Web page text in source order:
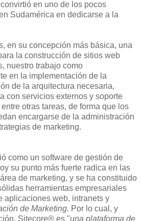
en uno de los pocos
Sudamérica en dedicarse a la
en su concepción más básica, una
la construcción de sitios web
nuestro trabajo como
en la implementación de la
de la arquitectura necesaria,
con servicios externos y soporte
otras tareas, de forma que los
encargarse de la administración
de marketing.
como un software de gestión de
su punto más fuerte radica en las
de marketing, y se ha constituido
herramientas empresariales
aplicaciones web, intranets y
de Marketing. Por lo cual, y
Sitecore® es "una plataforma de